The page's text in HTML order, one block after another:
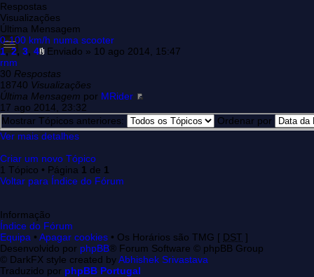
Respostas
Visualizações
Última Mensagem
0-100 km/h numa scooter
1,2, 3, 4
Enviado » 10 ago 2014, 15:47
rnm
30 Respostas
18740 Visualizações
Última Mensagem por MRider
17 ago 2014, 23:32
Mostrar Tópicos anteriores:
Ordenar por
Ver mais detalhes
Criar um novo Tópico
1 Tópico • Página 1 de 1
Voltar para Índice do Fórum
Informação
Índice do Fórum
Equipa • Apagar cookies • Os Horários são TMG [ DST ]
Desenvolvido por phpBB® Forum Software © phpBB Group
© DarkFX style created byAbhishek Srivastava
Traduzido por phpBB Portugal